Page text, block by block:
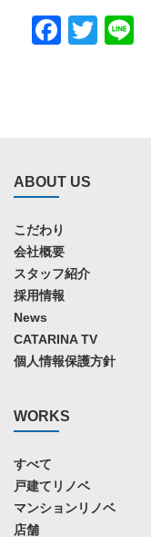
ABOUT US
こだわり
会社概要
スタッフ紹介
採用情報
News
CATARINA TV
個人情報保護方針
WORKS
すべて
戸建てリノベ
マンションリノベ
店舗